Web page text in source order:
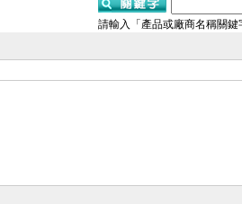
請輸入「產品或廠商名稱關鍵